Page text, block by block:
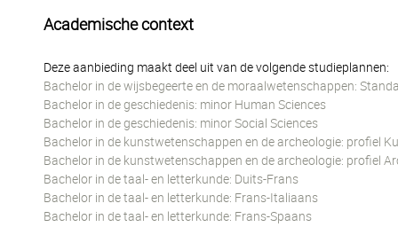
Academische context
Deze aanbieding maakt deel uit van de volgende studieplannen:
Bachelor in de wijsbegeerte en de moraalwetenschappen:
Bachelor in de geschiedenis: minor Human Sciences
Bachelor in de geschiedenis: minor Social Sciences
Bachelor in de kunstwetenschappen en de archeologie: profiel
Bachelor in de kunstwetenschappen en de archeologie: profiel
Bachelor in de taal- en letterkunde: Duits-Frans
Bachelor in de taal- en letterkunde: Frans-Italiaans
Bachelor in de taal- en letterkunde: Frans-Spaans